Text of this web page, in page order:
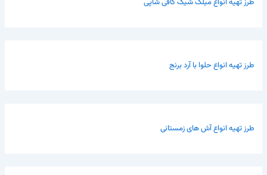
طرز تهیه انواع حلوا با آرد برنج
طرز تهیه انواع آش های زمستانی